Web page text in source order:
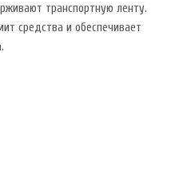
транспортную ленту.
средства и обеспечивает